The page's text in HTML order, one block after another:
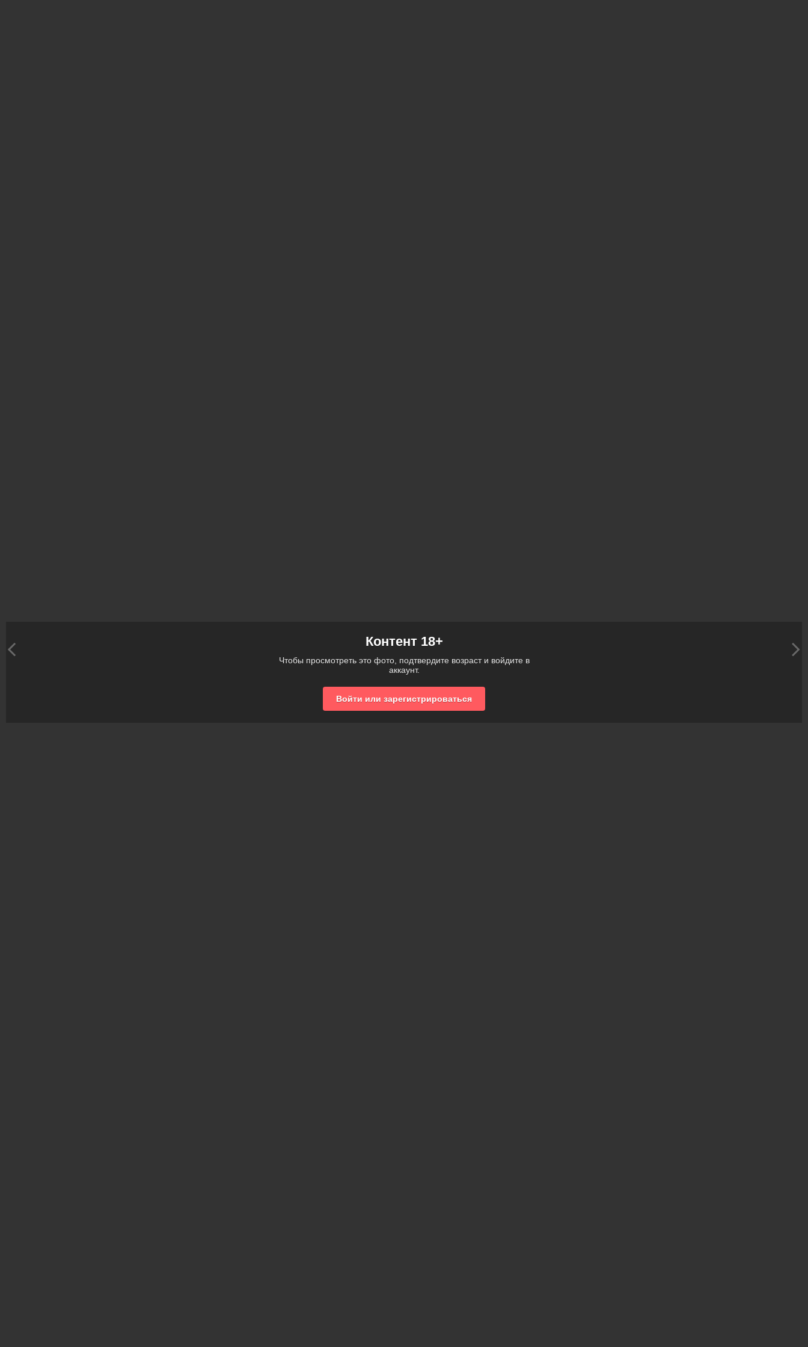
Контент 18+
Чтобы просмотреть это фото, подтвердите возраст и войдите в
аккаунт.
Войти или зарегистрироваться